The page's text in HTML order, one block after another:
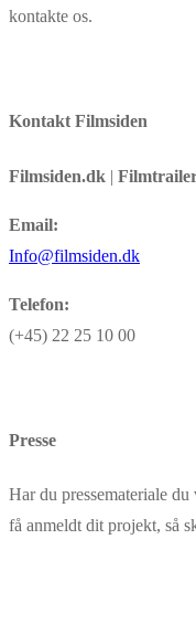
kontakte os.
Kontakt Filmsiden
Filmsiden.dk |
Email:
Info@filmsiden.dk
Telefon:
(+45) 22 25 10 00
Presse
Har du pressemateriale
få anmeldt dit projekt, så